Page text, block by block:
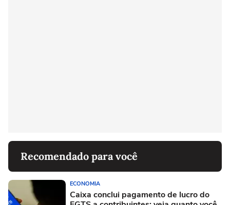
Recomendado para você
ECONOMIA
Caixa conclui pagamento de lucro do